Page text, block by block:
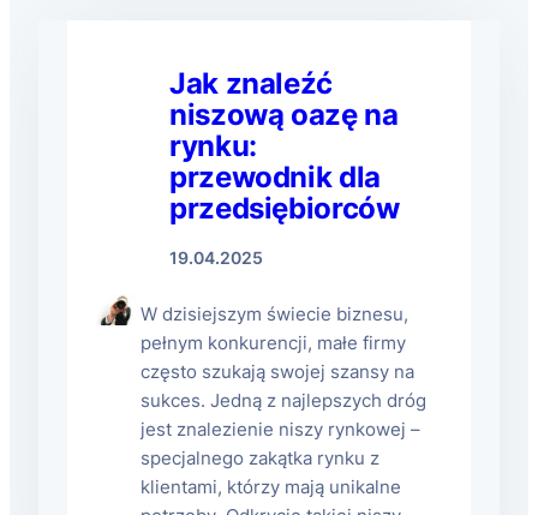
Jak znaleźć
niszową oazę na
rynku:
przewodnik dla
przedsiębiorców
19.04.2025
W dzisiejszym świecie biznesu,
pełnym konkurencji, małe firmy
często szukają swojej szansy na
sukces. Jedną z najlepszych dróg
jest znalezienie niszy rynkowej –
specjalnego zakątka rynku z
klientami, którzy mają unikalne